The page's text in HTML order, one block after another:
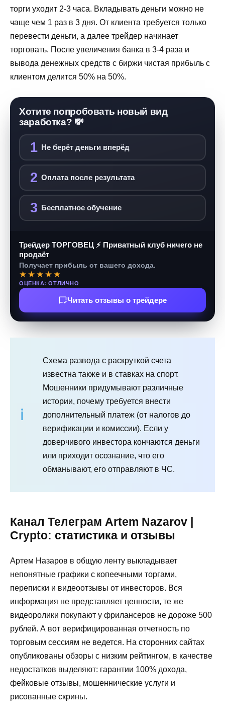
торги уходит 2-3 часа. Вкладывать деньги можно не
чаще чем 1 раз в 3 дня. От клиента требуется только
перевести деньги, а далее трейдер начинает
торговать. После увеличения банка в 3-4 раза и
вывода денежных средств с биржи чистая прибыль с
клиентом делится 50% на 50%.
Хотите попробовать новый вид
заработка? 💸
1 Не берёт деньги вперёд
2 Оплата после результата
3 Бесплатное обучение
Трейдер ТОРГОВЕЦ ⚡ Приватный клуб ничего не
продаёт
Получает прибыль от вашего дохода.
★★★★★
ОЦЕНКА: ОТЛИЧНО
Читать отзывы о трейдере
Схема развода с раскруткой счета
известна также и в ставках на спорт.
Мошенники придумывают различные
истории, почему требуется внести
дополнительный платеж (от налогов до
верификации и комиссии). Если у
доверчивого инвестора кончаются деньги
или приходит осознание, что его
обманывают, его отправляют в ЧС.
Канал Телеграм Artem Nazarov |
Crypto: статистика и отзывы
Артем Назаров в общую ленту выкладывает
непонятные графики с копеечными торгами,
переписки и видеоотзывы от инвесторов. Вся
информация не представляет ценности, те же
видеоролики покупают у фрилансеров не дороже 500
рублей. А вот верифицированная отчетность по
торговым сессиям не ведется. На сторонних сайтах
опубликованы обзоры с низким рейтингом, в качестве
недостатков выделяют: гарантии 100% дохода,
фейковые отзывы, мошеннические услуги и
рисованные скрины.